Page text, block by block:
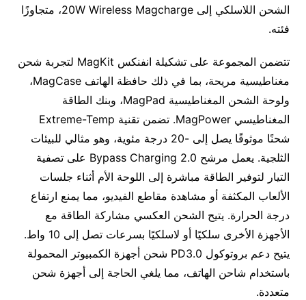
الشحن اللاسلكي إلى 20W Wireless Magcharge، متجاوزًا
فئته.
تتضمن المجموعة على تشكيلة انفنكس MagKit لتجربة شحن
مغناطيسية مريحة، بما في ذلك حافظة الهاتف MagCase،
ولوحة الشحن المغناطيسية MagPad، وبنك الطاقة
المغناطيسي MagPower. تضمن تقنية Extreme-Temp
شحنًا موثوقًا يصل إلى -20 درجة مئوية، وهو مثالي للبيئات
الثلجية. يعمل مرشح Bypass Charging 2.0 على تصفية
التيار لتوفير الطاقة مباشرة إلى اللوحة الأم أثناء جلسات
الألعاب المكثفة أو مشاهدة مقاطع الفيديو، مما يمنع ارتفاع
درجة الحرارة. يتيح الشحن العكسي مشاركة الطاقة مع
الأجهزة الأخرى سلكيًا أو لاسلكيًا بسرعات تصل إلى 10 واط.
يتيح دعم بروتوكول PD3.0 شحن أجهزة الكمبيوتر المحمولة
باستخدام شاحن الهاتف، مما يلغي الحاجة إلى أجهزة شحن
متعددة.